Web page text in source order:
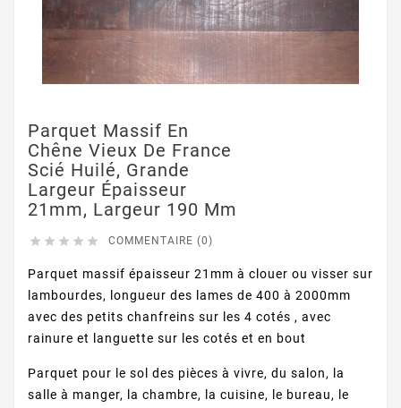
Parquet Massif En
Chêne Vieux De France
Scié Huilé, Grande
Largeur Épaisseur
21mm, Largeur 190 Mm
     COMMENTAIRE (0)
Parquet massif épaisseur 21mm à clouer ou visser sur
lambourdes, longueur des lames de 400 à 2000mm
avec des petits chanfreins sur les 4 cotés , avec
rainure et languette sur les cotés et en bout
Parquet pour le sol des pièces à vivre, du salon, la
salle à manger, la chambre, la cuisine, le bureau, le